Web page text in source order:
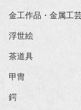
金工作品・金属工
浮世絵
茶道具
甲冑
鍔